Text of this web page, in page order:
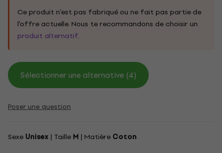
Ce produit n'est pas fabriqué ou ne fait pas partie de
l'offre actuelle. Nous te recommandons de choisir un
produit alternatif.
Sélectionner une alternative (4)
Poser une question
Sexe Unisex | Taille M | Matière Coton